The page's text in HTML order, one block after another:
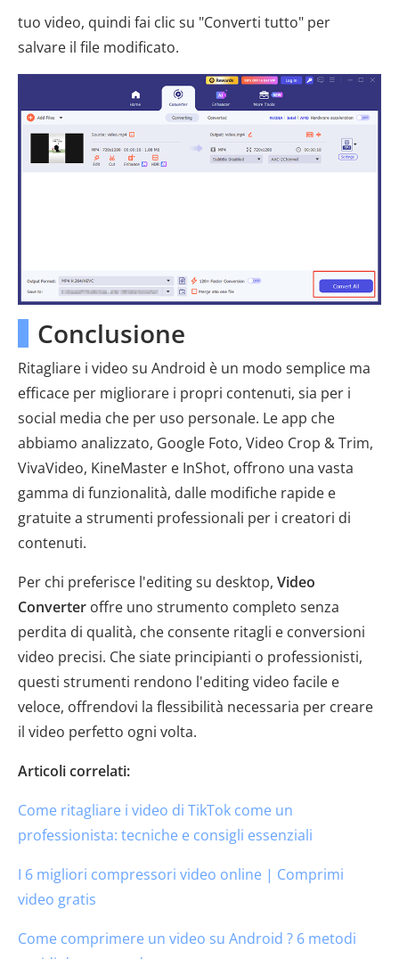
tuo video, quindi fai clic su "Converti tutto" per
salvare il file modificato.
Conclusione
Ritagliare i video su Android è un modo semplice ma
efficace per migliorare i propri contenuti, sia per i
social media che per uso personale. Le app che
abbiamo analizzato, Google Foto, Video Crop & Trim,
VivaVideo, KineMaster e InShot, offrono una vasta
gamma di funzionalità, dalle modifiche rapide e
gratuite a strumenti professionali per i creatori di
contenuti.
Per chi preferisce l'editing su desktop, Video
Converter offre uno strumento completo senza
perdita di qualità, che consente ritagli e conversioni
video precisi. Che siate principianti o professionisti,
questi strumenti rendono l'editing video facile e
veloce, offrendovi la flessibilità necessaria per creare
il video perfetto ogni volta.
Articoli correlati:
Come ritagliare i video di TikTok come un
professionista: tecniche e consigli essenziali
I 6 migliori compressori video online | Comprimi
video gratis
Come comprimere un video su Android ? 6 metodi